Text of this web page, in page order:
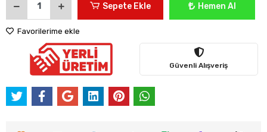
Sepete Ekle Hemen Al
Favorilerime ekle
Güvenli Alışveriş